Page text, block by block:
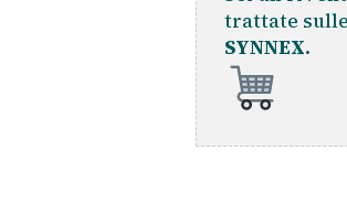
trattate
SYNNEX.